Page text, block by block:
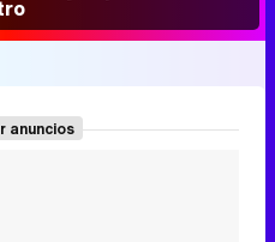
anuncios